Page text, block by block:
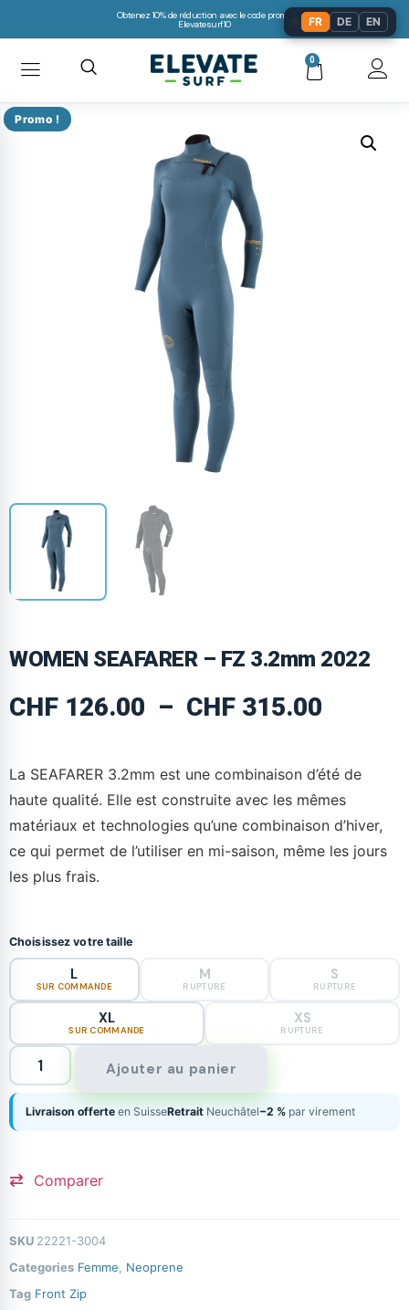
Obtenez 10% de réduction avec le code promo:
Elevatesurf10
0
Promo !
WOMEN SEAFARER – FZ 3.2mm 2022
CHF 126.00 – CHF 315.00
La SEAFARER 3.2mm est une combinaison d’été de
haute qualité. Elle est construite avec les mêmes
matériaux et technologies qu’une combinaison d’hiver,
ce qui permet de l’utiliser en mi-saison, même les jours
les plus frais.
Choisissez votre taille
L
SUR COMMANDE
M
RUPTURE
S
RUPTURE
XL
SUR COMMANDE
XS
RUPTURE
Ajouter au panier
Livraison offerte en SuisseRetrait Neuchâtel−2 % par virement
Comparer
SKU 22221-3004
Categories Femme
Neoprene
Tag Front Zip
FR DE EN